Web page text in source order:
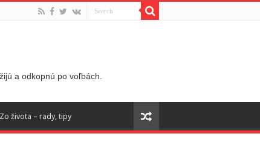
a odkopnú po voľbách.
Zo života – rady, tipy